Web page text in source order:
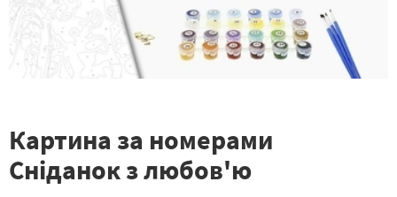
Картина за номерами
Сніданок з любов'ю